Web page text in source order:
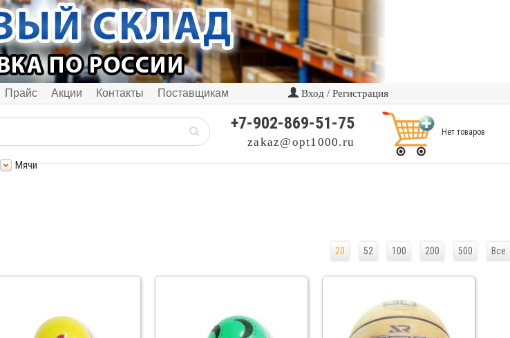
Прайс Акции Контакты Поставщикам Вход / Регистрация
+7-902-869-51-75
zakaz@opt1000.ru
Нет товаров
Мячи